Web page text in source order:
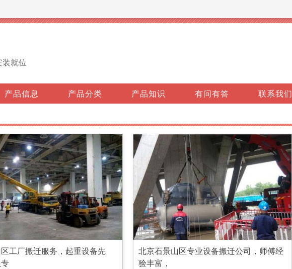
就位
产品信息 产品分类 产品知识 有问有答 联系我们
工厂搬迁服务，起重设备先
北京石景山区专业设备搬迁公司，师傅经
验丰富，